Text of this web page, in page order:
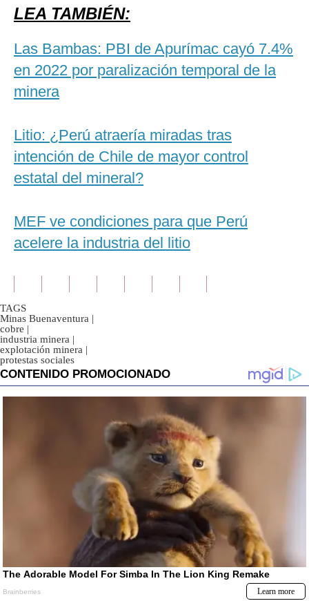
LEA TAMBIÉN:
Las Bambas: PBI de Apurímac cayó 7.4%
en 2022 por paralización temporal de la
minera
Litio: ¿Perú atraería miradas tras
intención de Chile de mayor control
estatal del mineral?
MEF ve condiciones para que Perú
acelere la industria del litio
TAGS
Minas Buenaventura |
cobre |
industria minera |
explotación minera |
protestas sociales